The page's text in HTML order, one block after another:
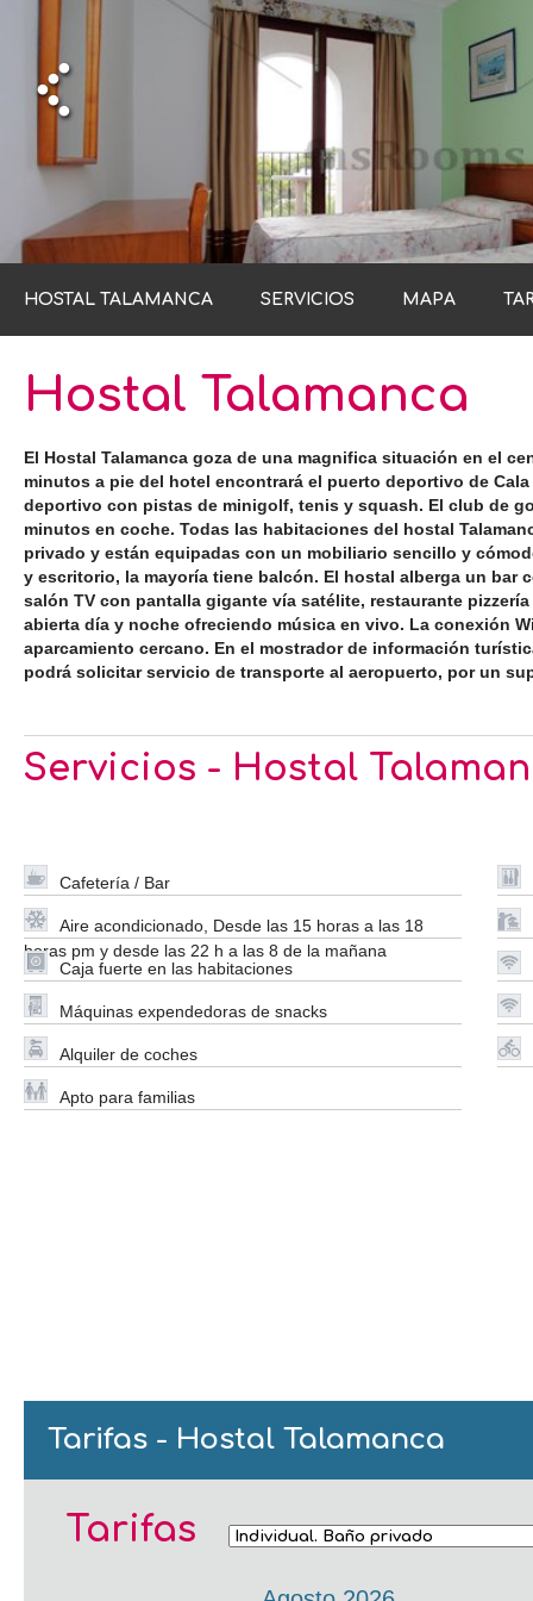
HOSTAL TALAMANCA SERVICIOS MAPA
Hostal Talamanca
El Hostal Talamanca goza de una magnifica situación en el
minutos a pie del hotel encontrará el puerto deportivo de Cala
deportivo con pistas de minigolf, tenis y squash. El club de
minutos en coche. Todas las habitaciones del hostal
privado y están equipadas con un mobiliario sencillo y
y escritorio, la mayoría tiene balcón. El hostal alberga un bar
salón TV con pantalla gigante vía satélite, restaurante
abierta día y noche ofreciendo música en vivo. La conexión
aparcamiento cercano. En el mostrador de información
podrá solicitar servicio de transporte al aeropuerto, por un
Servicios - Hostal
Cafetería / Bar
Aire acondicionado, Desde las 15 horas a las 18
horas pm y desde las 22 h a las 8 de la mañana
Caja fuerte en las habitaciones
Máquinas expendedoras de snacks
Alquiler de coches
Apto para familias
Tarifas - Hostal Talamanca
Tarifas